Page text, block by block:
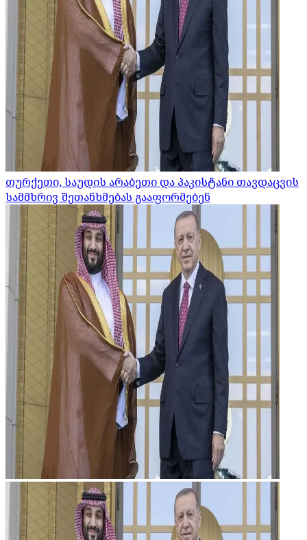
თურქეთი, საუდის არაბეთი და პაკისტანი თავდაცვის
სამმხრივ შეთანხმებას გააფორმებენ